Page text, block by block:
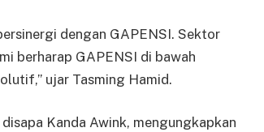
dengan GAPENSI. Sektor
berharap GAPENSI di bawah
ujar Tasming Hamid.
Kanda Awink, mengungkapkan